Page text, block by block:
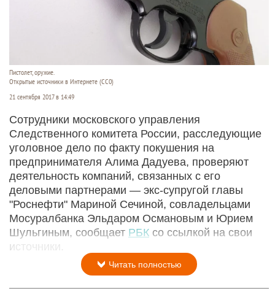
Пистолет, оружие.
Открытые источники в Интернете (СС0)
21 сентября 2017 в 14:49
Сотрудники московского управления
Следственного комитета России, расследующие
уголовное дело по факту покушения на
предпринимателя Алима Дадуева, проверяют
деятельность компаний, связанных с его
деловыми партнерами — экс-супругой главы
"Роснефти" Мариной Сечиной, совладельцами
Мосуралбанка Эльдаром Османовым и Юрием
Шульгиным, сообщает РБК со ссылкой на свои
источники.
Читать полностью